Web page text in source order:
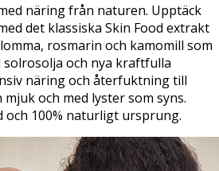
näring från naturen. Upptäck
det klassiska Skin Food extrakt
rosmarin och kamomill som
solrosolja och nya kraftfulla
näring och återfuktning till
och med lyster som syns.
100% naturligt ursprung.